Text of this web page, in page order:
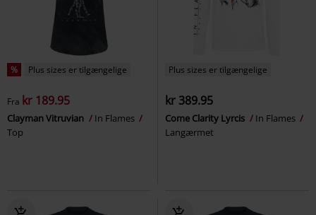
% Plus sizes er tilgængelige
Fra kr 189.95
Clayman Vitruvian
In Flames
Top
Plus sizes er tilgængelige
kr 389.95
Come Clarity Lyrcis
In Flames
Langærmet